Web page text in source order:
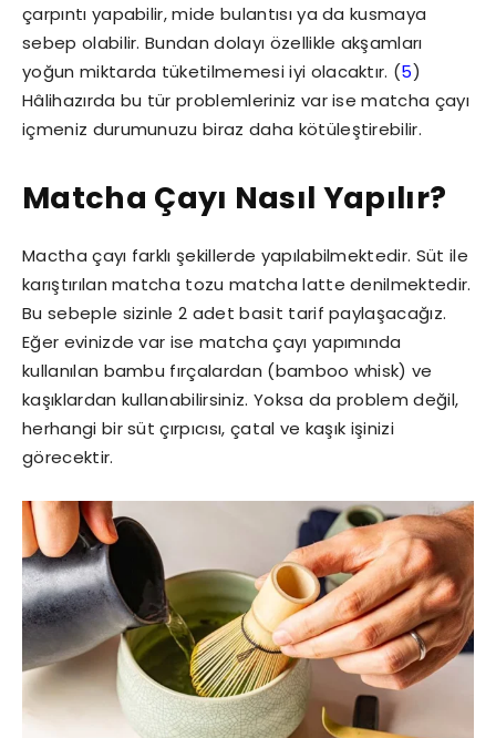
çarpıntı yapabilir, mide bulantısı ya da kusmaya
sebep olabilir. Bundan dolayı özellikle akşamları
yoğun miktarda tüketilmemesi iyi olacaktır. (5)
Hâlihazırda bu tür problemleriniz var ise matcha çayı
içmeniz durumunuzu biraz daha kötüleştirebilir.
Matcha Çayı Nasıl Yapılır?
Mactha çayı farklı şekillerde yapılabilmektedir. Süt ile
karıştırılan matcha tozu matcha latte denilmektedir.
Bu sebeple sizinle 2 adet basit tarif paylaşacağız.
Eğer evinizde var ise matcha çayı yapımında
kullanılan bambu fırçalardan (bamboo whisk) ve
kaşıklardan kullanabilirsiniz. Yoksa da problem değil,
herhangi bir süt çırpıcısı, çatal ve kaşık işinizi
görecektir.